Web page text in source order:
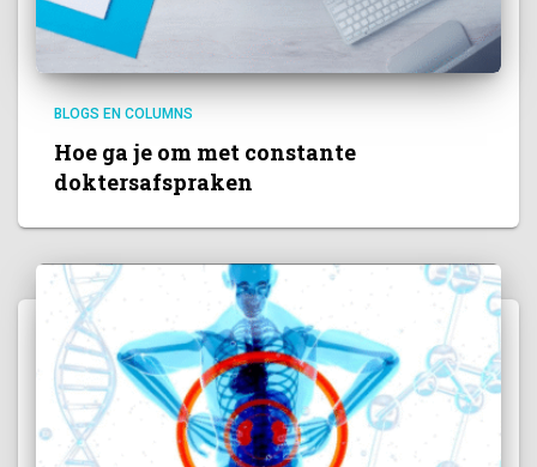
BLOGS EN COLUMNS
Hoe ga je om met constante
doktersafspraken